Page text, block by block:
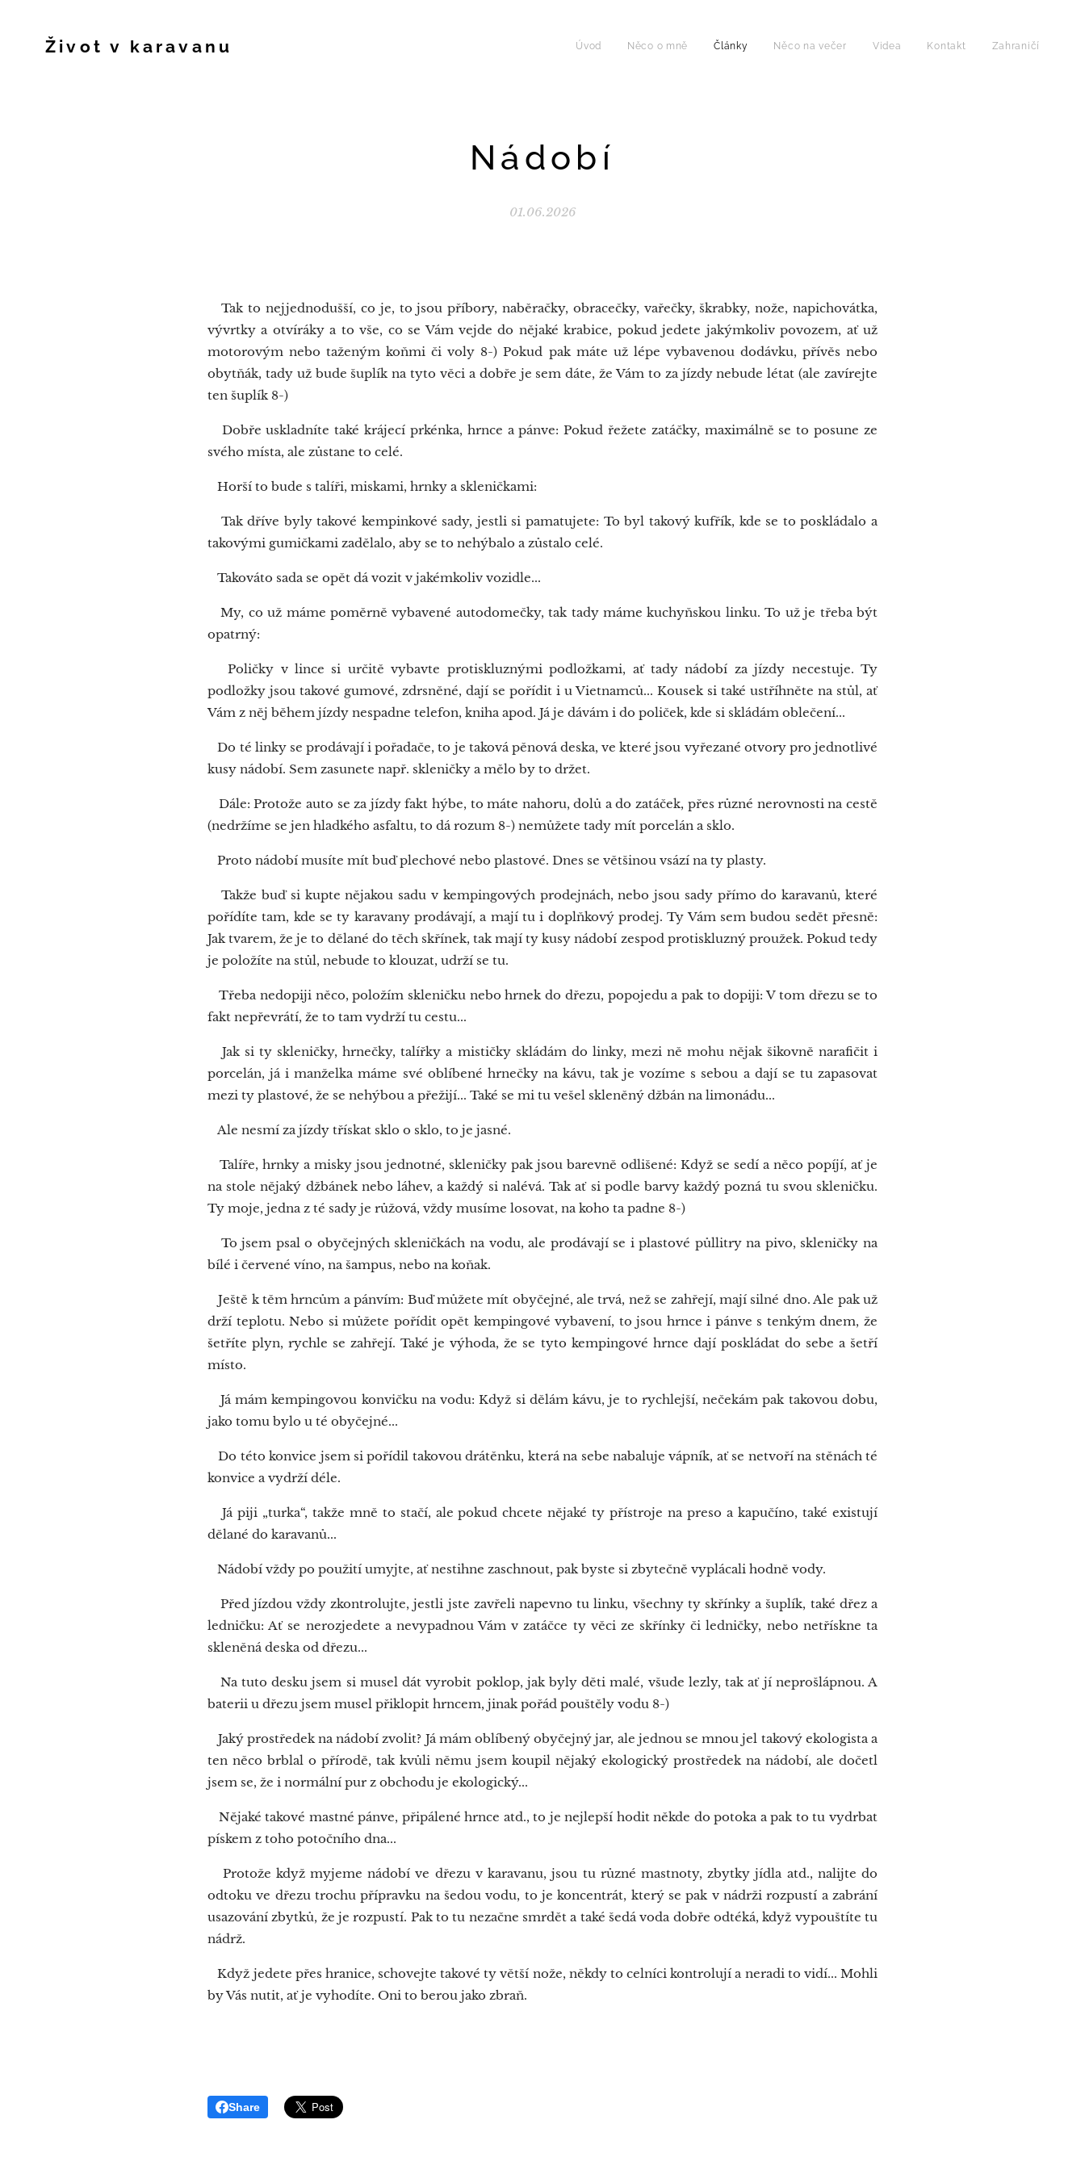
Život v karavanu Úvod Něco o mně Články Něco na večer Videa Kontakt Zahraničí
Nádobí
01.06.2026
Tak to nejjednodušší, co je, to jsou příbory, naběračky, obracečky, vařečky, škrabky, nože, napichovátka,
vývrtky a otvíráky a to vše, co se Vám vejde do nějaké krabice, pokud jedete jakýmkoliv povozem, ať už
motorovým nebo taženým koňmi či voly 8-) Pokud pak máte už lépe vybavenou dodávku, přívěs nebo
obytňák, tady už bude šuplík na tyto věci a dobře je sem dáte, že Vám to za jízdy nebude létat (ale zavírejte
ten šuplík 8-)
Dobře uskladníte také krájecí prkénka, hrnce a pánve: Pokud řežete zatáčky, maximálně se to posune ze
svého místa, ale zůstane to celé.
Horší to bude s talíři, miskami, hrnky a skleničkami:
Tak dříve byly takové kempinkové sady, jestli si pamatujete: To byl takový kufřík, kde se to poskládalo a
takovými gumičkami zadělalo, aby se to nehýbalo a zůstalo celé.
Takováto sada se opět dá vozit v jakémkoliv vozidle...
My, co už máme poměrně vybavené autodomečky, tak tady máme kuchyňskou linku. To už je třeba být
opatrný:
Poličky v lince si určitě vybavte protiskluznými podložkami, ať tady nádobí za jízdy necestuje. Ty
podložky jsou takové gumové, zdrsněné, dají se pořídit i u Vietnamců... Kousek si také ustříhněte na stůl, ať
Vám z něj během jízdy nespadne telefon, kniha apod. Já je dávám i do poliček, kde si skládám oblečení...
Do té linky se prodávají i pořadače, to je taková pěnová deska, ve které jsou vyřezané otvory pro jednotlivé
kusy nádobí. Sem zasunete např. skleničky a mělo by to držet.
Dále: Protože auto se za jízdy fakt hýbe, to máte nahoru, dolů a do zatáček, přes různé nerovnosti na cestě
(nedržíme se jen hladkého asfaltu, to dá rozum 8-) nemůžete tady mít porcelán a sklo.
Proto nádobí musíte mít buď plechové nebo plastové. Dnes se většinou vsází na ty plasty.
Takže buď si kupte nějakou sadu v kempingových prodejnách, nebo jsou sady přímo do karavanů, které
pořídíte tam, kde se ty karavany prodávají, a mají tu i doplňkový prodej. Ty Vám sem budou sedět přesně:
Jak tvarem, že je to dělané do těch skřínek, tak mají ty kusy nádobí zespod protiskluzný proužek. Pokud tedy
je položíte na stůl, nebude to klouzat, udrží se tu.
Třeba nedopiji něco, položím skleničku nebo hrnek do dřezu, popojedu a pak to dopiji: V tom dřezu se to
fakt nepřevrátí, že to tam vydrží tu cestu...
Jak si ty skleničky, hrnečky, talířky a mističky skládám do linky, mezi ně mohu nějak šikovně narafičit i
porcelán, já i manželka máme své oblíbené hrnečky na kávu, tak je vozíme s sebou a dají se tu zapasovat
mezi ty plastové, že se nehýbou a přežijí... Také se mi tu vešel skleněný džbán na limonádu...
Ale nesmí za jízdy třískat sklo o sklo, to je jasné.
Talíře, hrnky a misky jsou jednotné, skleničky pak jsou barevně odlišené: Když se sedí a něco popíjí, ať je
na stole nějaký džbánek nebo láhev, a každý si nalévá. Tak ať si podle barvy každý pozná tu svou skleničku.
Ty moje, jedna z té sady je růžová, vždy musíme losovat, na koho ta padne 8-)
To jsem psal o obyčejných skleničkách na vodu, ale prodávají se i plastové půllitry na pivo, skleničky na
bílé i červené víno, na šampus, nebo na koňak.
Ještě k těm hrncům a pánvím: Buď můžete mít obyčejné, ale trvá, než se zahřejí, mají silné dno. Ale pak už
drží teplotu. Nebo si můžete pořídit opět kempingové vybavení, to jsou hrnce i pánve s tenkým dnem, že
šetříte plyn, rychle se zahřejí. Také je výhoda, že se tyto kempingové hrnce dají poskládat do sebe a šetří
místo.
Já mám kempingovou konvičku na vodu: Když si dělám kávu, je to rychlejší, nečekám pak takovou dobu,
jako tomu bylo u té obyčejné...
Do této konvice jsem si pořídil takovou drátěnku, která na sebe nabaluje vápník, ať se netvoří na stěnách té
konvice a vydrží déle.
Já piji „turka“, takže mně to stačí, ale pokud chcete nějaké ty přístroje na preso a kapučíno, také existují
dělané do karavanů...
Nádobí vždy po použití umyjte, ať nestihne zaschnout, pak byste si zbytečně vyplácali hodně vody.
Před jízdou vždy zkontrolujte, jestli jste zavřeli napevno tu linku, všechny ty skřínky a šuplík, také dřez a
ledničku: Ať se nerozjedete a nevypadnou Vám v zatáčce ty věci ze skřínky či ledničky, nebo netřískne ta
skleněná deska od dřezu...
Na tuto desku jsem si musel dát vyrobit poklop, jak byly děti malé, všude lezly, tak ať jí neprošlápnou. A
baterii u dřezu jsem musel přiklopit hrncem, jinak pořád pouštěly vodu 8-)
Jaký prostředek na nádobí zvolit? Já mám oblíbený obyčejný jar, ale jednou se mnou jel takový ekologista a
ten něco brblal o přírodě, tak kvůli němu jsem koupil nějaký ekologický prostředek na nádobí, ale dočetl
jsem se, že i normální pur z obchodu je ekologický...
Nějaké takové mastné pánve, připálené hrnce atd., to je nejlepší hodit někde do potoka a pak to tu vydrbat
pískem z toho potočního dna...
Protože když myjeme nádobí ve dřezu v karavanu, jsou tu různé mastnoty, zbytky jídla atd., nalijte do
odtoku ve dřezu trochu přípravku na šedou vodu, to je koncentrát, který se pak v nádrži rozpustí a zabrání
usazování zbytků, že je rozpustí. Pak to tu nezačne smrdět a také šedá voda dobře odtéká, když vypouštíte tu
nádrž.
Když jedete přes hranice, schovejte takové ty větší nože, někdy to celníci kontrolují a neradi to vidí... Mohli
by Vás nutit, ať je vyhodíte. Oni to berou jako zbraň.
Share